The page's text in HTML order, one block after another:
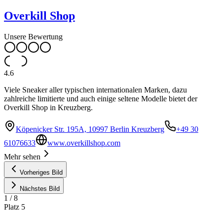
Overkill Shop
Unsere Bewertung
4.6
Viele Sneaker aller typischen internationalen Marken, dazu
zahlreiche limitierte und auch einige seltene Modelle bietet der
Overkill Shop in Kreuzberg.
Köpenicker Str. 195A, 10997 Berlin Kreuzberg
+49 30
61076633
www.overkillshop.com
Mehr sehen
Vorheriges Bild
Nächstes Bild
1 /8
Platz 5